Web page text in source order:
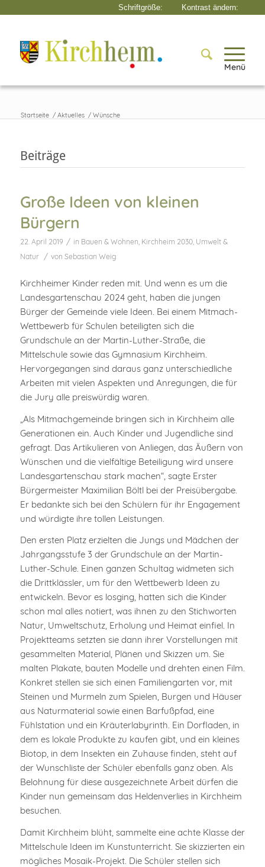
Menü
Startseite / Aktuelles / Wünsche
Beiträge
Große Ideen von kleinen
Bürgern
22. April 2019 / in Bauen & Wohnen, Kirchheim 2030, Umwelt &
Natur
/ von Sebastian Weig
Kirchheimer Kinder reden mit. Und wenn es um die
Landesgartenschau 2024 geht, haben die jungen
Bürger der Gemeinde viele Ideen. Bei einem Mitmach-
Wettbewerb für Schulen beteiligten sich die
Grundschule an der Martin-Luther-Straße, die
Mittelschule sowie das Gymnasium Kirchheim.
Hervorgegangen sind daraus ganz unterschiedliche
Arbeiten mit vielen Aspekten und Anregungen, die für
die Jury alle preiswürdig waren.
„Als Mitmachgemeinde bringen sich in Kirchheim alle
Generationen ein. Auch Kinder und Jugendliche sind
gefragt. Das Artikulieren von Anliegen, das Äußern von
Wünschen und die vielfältige Beteiligung wird unsere
Landesgartenschau stark machen“, sagte Erster
Bürgermeister Maximilian Böltl bei der Preisübergabe.
Er bedankte sich bei den Schülern für ihr Engagement
und würdigte ihre tollen Leistungen.
Den ersten Platz erzielten die Jungs und Mädchen der
Jahrgangsstufe 3 der Grundschule an der Martin-
Luther-Schule. Einen ganzen Schultag widmeten sich
die Drittklässler, um für den Wettbewerb Ideen zu
entwickeln. Bevor es losging, hatten sich die Kinder
schon mal alles notiert, was ihnen zu den Stichworten
Natur, Umweltschutz, Erholung und Heimat einfiel. In
Projektteams setzten sie dann ihrer Vorstellungen mit
gesammelten Material, Plänen und Skizzen um. Sie
malten Plakate, bauten Modelle und drehten einen Film.
Konkret stellen sie sich einen Familiengarten vor, mit
Steinen und Murmeln zum Spielen, Burgen und Häuser
aus Naturmaterial sowie einen Barfußpfad, eine
Fühlstation und ein Kräuterlabyrinth. Ein Dorfladen, in
dem es lokale Produkte zu kaufen gibt, und ein kleines
Biotop, in dem Insekten ein Zuhause finden, steht auf
der Wunschliste der Schüler ebenfalls ganz oben. Als
Belohnung für diese ausgezeichnete Arbeit dürfen die
Kinder nun gemeinsam das Heldenverlies in Kirchheim
besuchen.
Damit Kirchheim blüht, sammelte eine achte Klasse der
Mittelschule Ideen im Kunstunterricht. Sie skizzierten ein
mögliches Mosaik-Projekt. Die Schüler stellen sich